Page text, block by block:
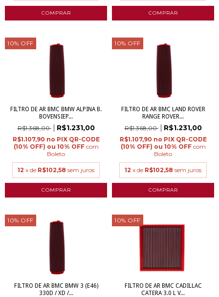
10% OFF
FILTRO DE AR BMC BMW ALPINA B.
BOVENSIEP...
R$1.368,00 R$1.231,00
R$1.107,90
com
Boleto
12 x de R$102,58 sem juros
10% OFF
FILTRO DE AR BMC LAND ROVER
RANGE ROVER...
R$1.368,00 R$1.231,00
R$1.107,90
com
Boleto
12 x de R$102,58 sem juros
10% OFF
FILTRO DE AR BMC BMW 3 (E46)
330D / XD /...
10% OFF
FILTRO DE AR BMC CADILLAC
CATERA 3.0 L V...